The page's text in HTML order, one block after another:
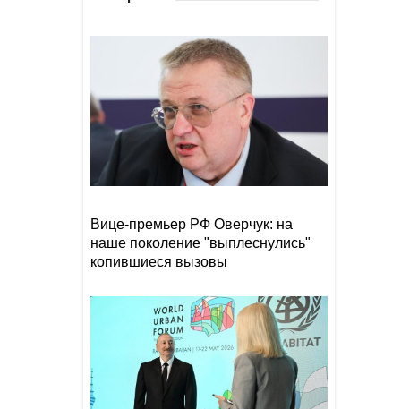
1,7 тыс. ракет для Patriot из-
за операции против Ирана
09:15
Министр обороны
Финляндии отказал Украине
в передаче ракет для Patriot
09:10
СМИ: УЕФА может начать
расследование в отношении
Вице-премьер РФ Оверчук: на
наше поколение "выплеснулись"
копившиеся вызовы